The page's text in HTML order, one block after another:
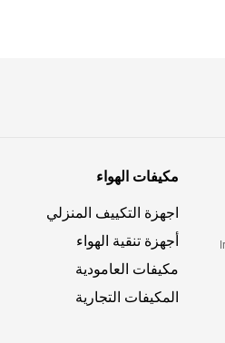
مكيفات الهواء
اجهزة التكييف المنزلي
أجهزة تنقية الهواء
مكيفات العامودية
المكيفات التجارية